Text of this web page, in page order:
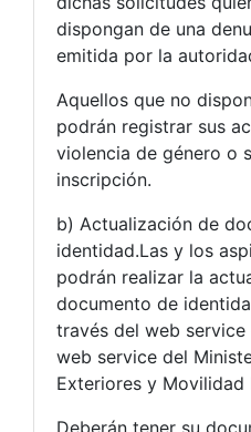
dispongan de una
emitida por la
Aquellos que no
podrán registrar sus
violencia de género o
inscripción.
b) Actualización de
identidad.Las y los
podrán realizar la
documento de
través del web
web service del
Exteriores y Movilidad
Deberán tener su